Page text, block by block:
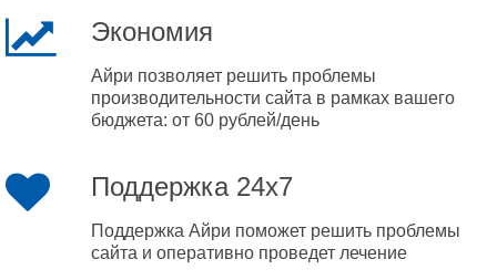
Экономия
Айри позволяет решить проблемы
производительности сайта в рамках вашего
бюджета: от 60 рублей/день
Поддержка 24x7
Поддержка Айри поможет решить проблемы
сайта и оперативно проведет лечение